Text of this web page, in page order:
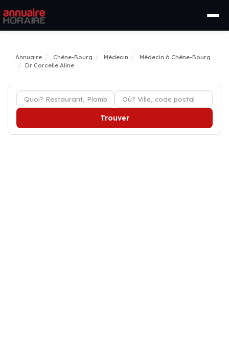
Annuaire Chêne-Bourg Médecin
Médecin à Chêne-Bourg
Dr Corcelle Aline
Trouver